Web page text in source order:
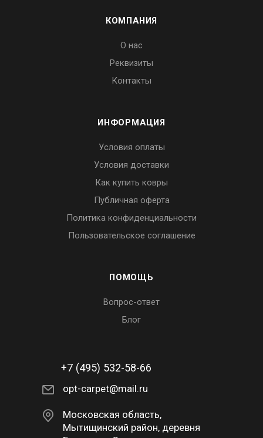
КОМПАНИЯ
О нас
Реквизиты
Контакты
ИНФОРМАЦИЯ
Условия оплаты
Условия доставки
Как купить ковры
Публичная оферта
Политика конфиденциальности
Пользовательское соглашение
ПОМОЩЬ
Вопрос-ответ
Блог
+7 (495) 532-58-66
opt-carpet@mail.ru
Московская область,
Мытищинский район, деревня